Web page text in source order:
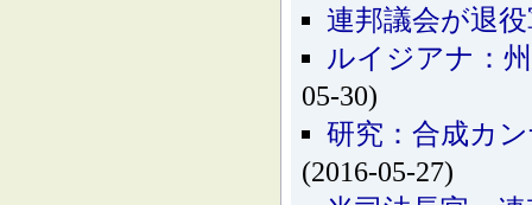
連邦議会が退
ルイジアナ：
05-30)
研究：合成カ
(2016-05-27)